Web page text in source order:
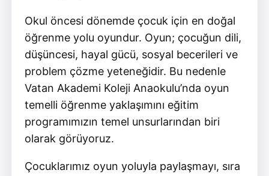
Okul öncesi dönemde çocuk için en doğal
öğrenme yolu oyundur. Oyun; çocuğun dili,
düşüncesi, hayal gücü, sosyal becerileri ve
problem çözme yeteneğidir. Bu nedenle
Vatan Akademi Koleji Anaokulu’nda oyun
temelli öğrenme yaklaşımını eğitim
programımızın temel unsurlarından biri
olarak görüyoruz.
Çocuklarımız oyun yoluyla paylaşmayı, sıra